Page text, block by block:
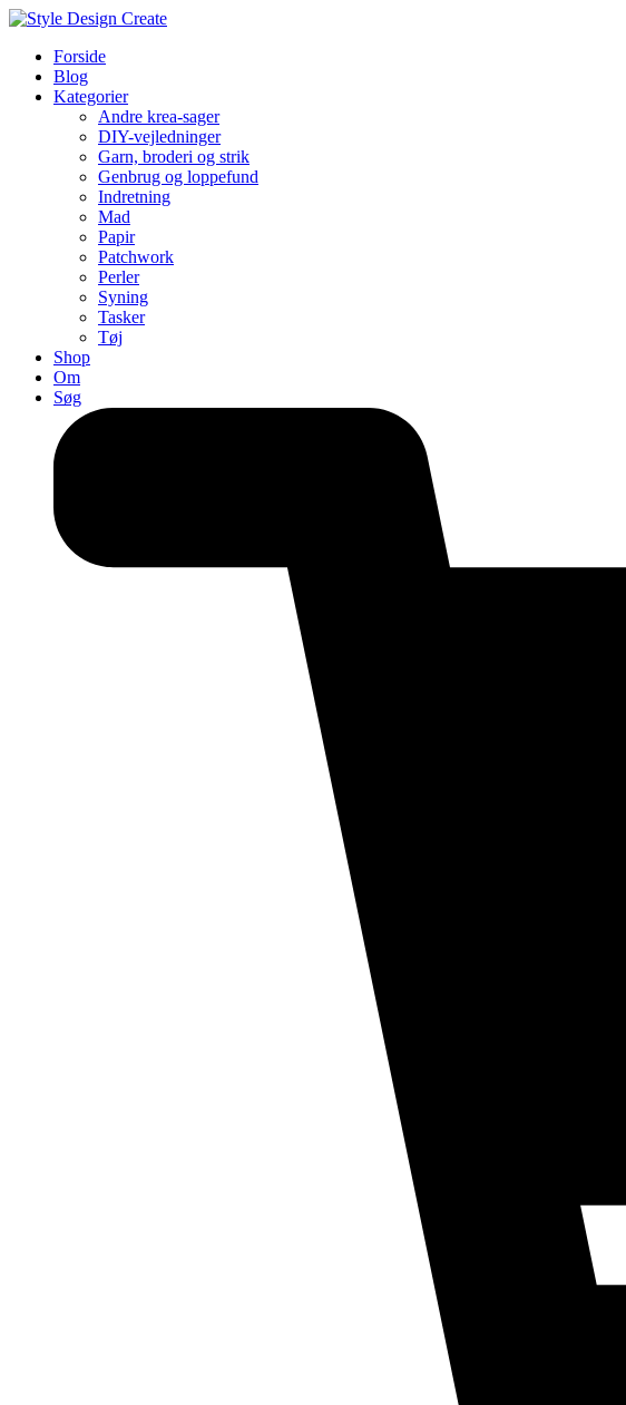
Forside
Blog
Kategorier
Andre krea-sager
DIY-vejledninger
Garn, broderi og strik
Genbrug og loppefund
Indretning
Mad
Papir
Patchwork
Perler
Syning
Tasker
Tøj
Shop
Om
Søg